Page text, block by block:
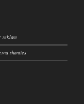
reklam
shanties